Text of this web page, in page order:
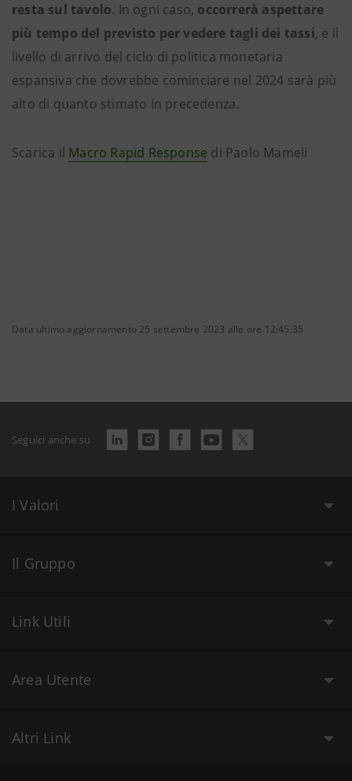
resta sul tavolo. In ogni caso, occorrerà aspettare
più tempo del previsto per vedere tagli dei tassi, e il
livello di arrivo del ciclo di politica monetaria
espansiva che dovrebbe cominciare nel 2024 sarà più
alto di quanto stimato in precedenza.
Scarica il Macro Rapid Response di Paolo Mameli
Data ultimo aggiornamento 25 settembre 2023 alle ore 12:45:35
Seguici anche su
I Valori
Il Gruppo
Link Utili
Area Utente
Altri Link